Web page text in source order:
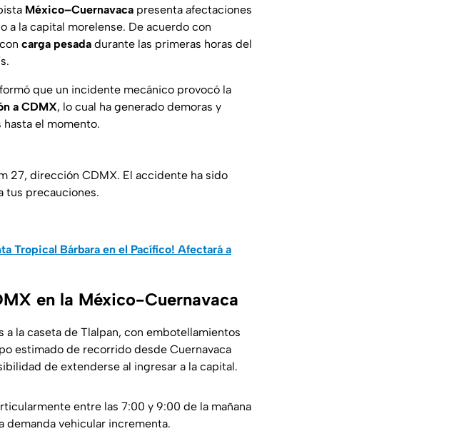
México–Cuernavaca presenta afectaciones
a la capital morelense. De acuerdo con
carga pesada durante las primeras horas del
que un incidente mecánico provocó la
a CDMX, lo cual ha generado demoras y
el momento.
27, dirección CDMX. El accidente ha sido
tus precauciones.
Tropical Bárbara en el Pacífico! Afectará a
en la México-Cuernavaca
la caseta de Tlalpan, con embotellamientos
estimado de recorrido desde Cuernavaca
de extenderse al ingresar a la capital.
entre las 7:00 y 9:00 de la mañana
demanda vehicular incrementa.